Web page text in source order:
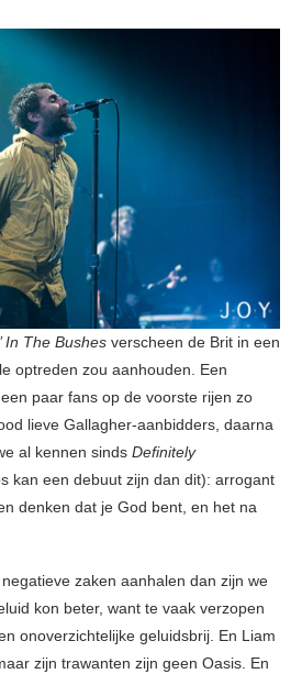
In The Bushes verscheen de Brit in een
optreden zou aanhouden. Een
paar fans op de voorste rijen zo
lieve Gallagher-aanbidders, daarna
al kennen sinds Definitely
kan een debuut zijn dan dit): arrogant
denken dat je God bent, en het na
zaken aanhalen dan zijn we
kon beter, want te vaak verzopen
onoverzichtelijke geluidsbrij. En Liam
zijn trawanten zijn geen Oasis. En